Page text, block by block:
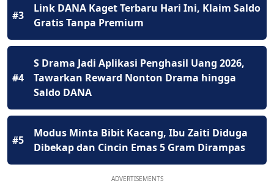
#3
Link DANA Kaget Terbaru Hari Ini, Klaim Saldo
Gratis Tanpa Premium
#4
S Drama Jadi Aplikasi Penghasil Uang 2026,
Tawarkan Reward Nonton Drama hingga
Saldo DANA
#5
Modus Minta Bibit Kacang, Ibu Zaiti Diduga
Dibekap dan Cincin Emas 5 Gram Dirampas
ADVERTISEMENTS